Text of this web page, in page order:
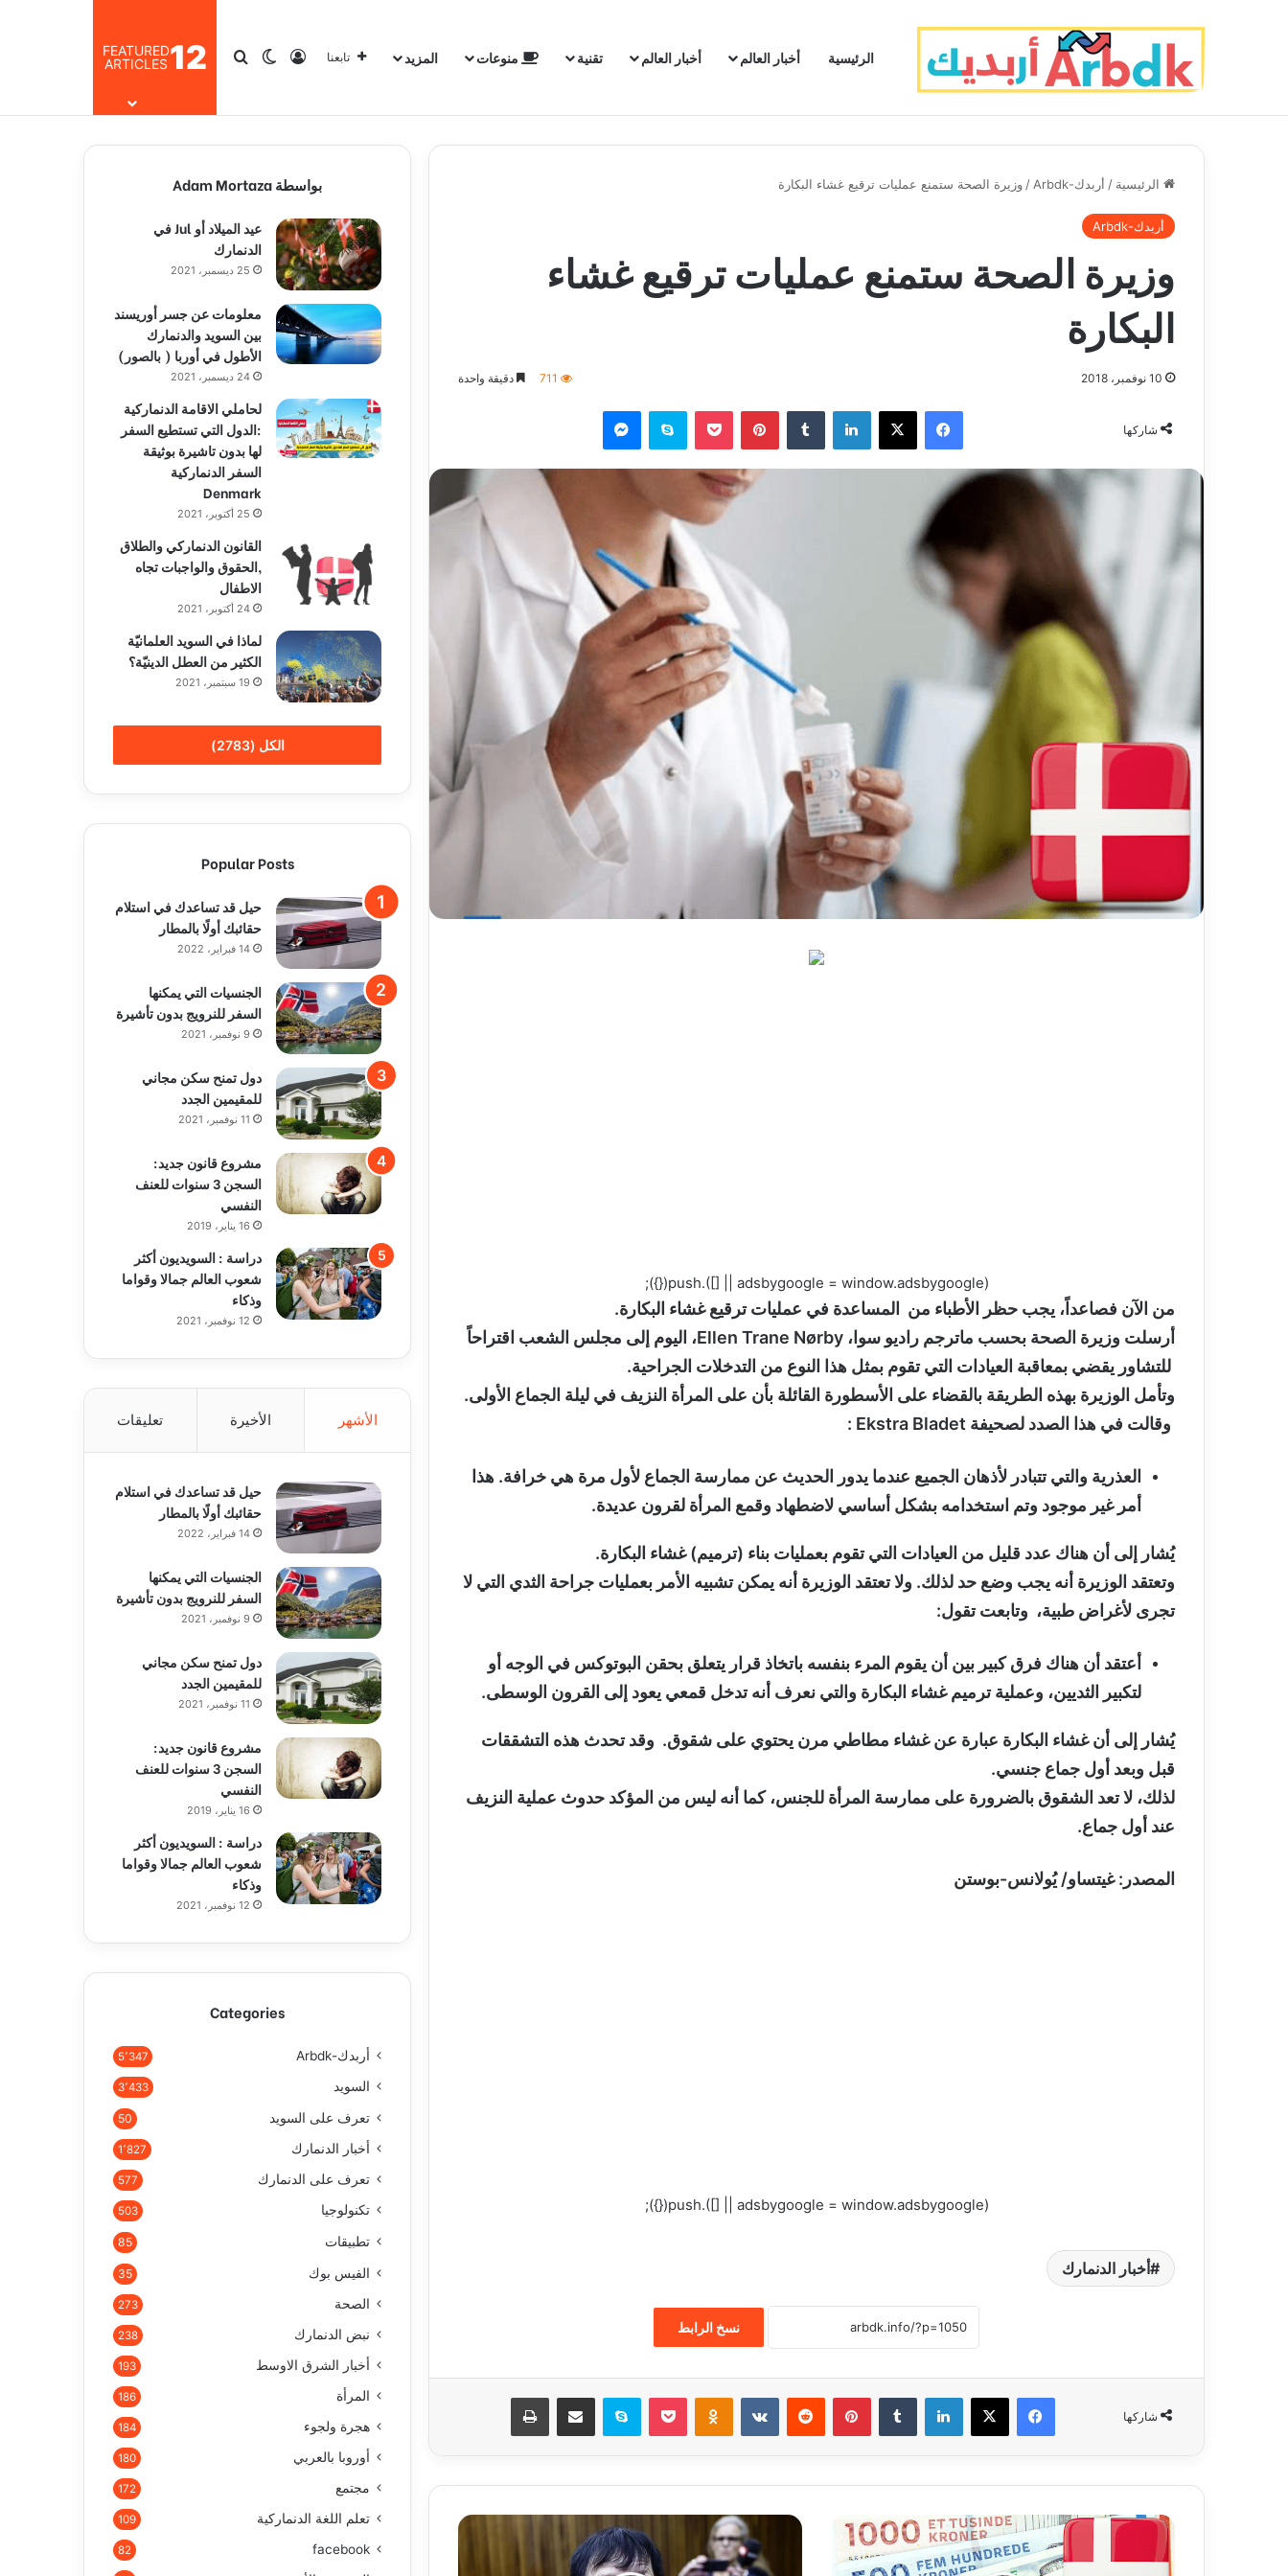
الرئيسية أخبار العالم أخبار العالم تقنية منوعات المزيد تابعنا تسجيل الدخول
الوضع المظلم
بحث عن12
FEATURED
ARTICLES
الرئيسية / أربدك-Arbdk / وزيرة الصحة ستمنع عمليات ترقيع غشاء البكارة
أربدك-Arbdk
وزيرة الصحة ستمنع عمليات ترقيع غشاء
البكارة
10 نوفمبر، 2018 711 دقيقة واحدة
شاركها
فيسبوك ‫X لينكدإن بينتيريست سكايب
(adsbygoogle = window.adsbygoogle || []).push({});
من الآن فصاعداً، يجب حظر الأطباء من المساعدة في عمليات ترقيع غشاء البكارة.
أرسلت وزيرة الصحة بحسب ماترجم راديو سوا، Ellen Trane Nørby، اليوم إلى مجلس الشعب اقتراحاً
للتشاور يقضي بمعاقبة العيادات التي تقوم بمثل هذا النوع من التدخلات الجراحية.
وتأمل الوزيرة بهذه الطريقة بالقضاء على الأسطورة القائلة بأن على المرأة النزيف في ليلة الجماع الأولى.
وقالت في هذا الصدد لصحيفة Ekstra Bladet :
العذرية والتي تتبادر لأذهان الجميع عندما يدور الحديث عن ممارسة الجماع لأول مرة هي خرافة. هذا
أمر غير موجود وتم استخدامه بشكل أساسي لاضطهاد وقمع المرأة لقرون عديدة.
يُشار إلى أن هناك عدد قليل من العيادات التي تقوم بعمليات بناء (ترميم) غشاء البكارة.
وتعتقد الوزيرة أنه يجب وضع حد لذلك. ولا تعتقد الوزيرة أنه يمكن تشبيه الأمر بعمليات جراحة الثدي التي لا
تجرى لأغراض طبية، وتابعت تقول:
أعتقد أن هناك فرق كبير بين أن يقوم المرء بنفسه باتخاذ قرار يتعلق بحقن البوتوكس في الوجه أو
لتكبير الثديين، وعملية ترميم غشاء البكارة والتي نعرف أنه تدخل قمعي يعود إلى القرون الوسطى.
يُشار إلى أن غشاء البكارة عبارة عن غشاء مطاطي مرن يحتوي على شقوق. وقد تحدث هذه التشققات
قبل وبعد أول جماع جنسي.
لذلك، لا تعد الشقوق بالضرورة على ممارسة المرأة للجنس، كما أنه ليس من المؤكد حدوث عملية النزيف
عند أول جماع.
المصدر: غيتساو/ يُولانس-بوستن
(adsbygoogle = window.adsbygoogle || []).push({});
أخبار الدنمارك
نسخ الرابط
شاركها
فيسبوك ‫X لينكدإن بينتيريست ‏VKontakte سكايب
أ
م
و
ا
بواسطة Adam Mortaza
عيد الميلاد أو Jul في
الدنمارك
25 ديسمبر، 2021
معلومات عن جسر أوريسند
بين السويد والدنمارك
الأطول في أوربا ( بالصور)
24 ديسمبر، 2021
لحاملي الاقامة الدنماركية
:الدول التي تستطيع السفر
لها بدون تاشيرة بوثيقة
السفر الدنماركية
Denmark
25 أكتوبر، 2021
القانون الدنماركي والطلاق
,الحقوق والواجبات تجاه
الاطفال
24 أكتوبر، 2021
لماذا في السويد العلمانيّة
الكثير من العطل الدينيّة؟
19 سبتمبر، 2021
الكل (2783)
Popular Posts
حيل قد تساعدك في استلام
حقائبك أولًا بالمطار
14 فبراير، 2022
الجنسيات التي يمكنها
السفر للنرويج بدون تأشيرة
9 نوفمبر، 2021
دول تمنح سكن مجاني
للمقيمين الجدد
11 نوفمبر، 2021
مشروع قانون جديد:
السجن 3 سنوات للعنف
النفسي
16 يناير، 2019
دراسة : السويديون أكثر
شعوب العالم جمالا وقواما
وذكاء
12 نوفمبر، 2021
الأشهر الأخيرة تعليقات
حيل قد تساعدك في استلام
حقائبك أولًا بالمطار
14 فبراير، 2022
الجنسيات التي يمكنها
السفر للنرويج بدون تأشيرة
9 نوفمبر، 2021
دول تمنح سكن مجاني
للمقيمين الجدد
11 نوفمبر، 2021
مشروع قانون جديد:
السجن 3 سنوات للعنف
النفسي
16 يناير، 2019
دراسة : السويديون أكثر
شعوب العالم جمالا وقواما
وذكاء
12 نوفمبر، 2021
Categories
أربدك-Arbdk 5٬347
السويد 3٬433
تعرف على السويد 50
أخبار الدنمارك 1٬827
تعرف على الدنمارك 577
تكنولوجيا 503
تطبيقات 85
الفيس بوك 35
الصحة 273
نبض الدنمارك 238
أخبار الشرق الاوسط 193
المرأة 186
هجرة ولجوء 184
أوروبا بالعربي 180
مجتمع 172
تعلم اللغة الدنماركية 109
facebook
82